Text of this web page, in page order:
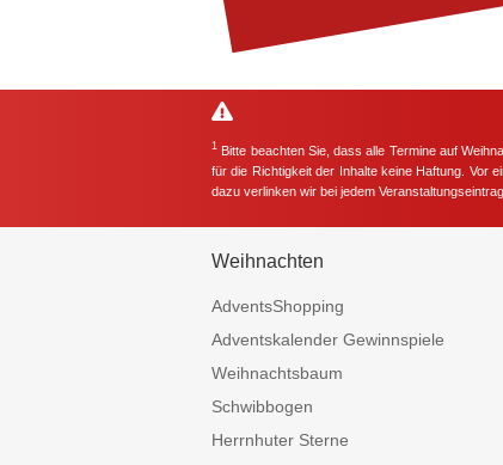
1 Bitte beachten Sie, dass alle Termine auf
für die Richtigkeit der Inhalte keine Haftung. Vor
dazu verlinken wir bei jedem
Weihnachten
AdventsShopping
Adventskalender Gewinnspiele
Weihnachtsbaum
Schwibbogen
Herrnhuter Sterne